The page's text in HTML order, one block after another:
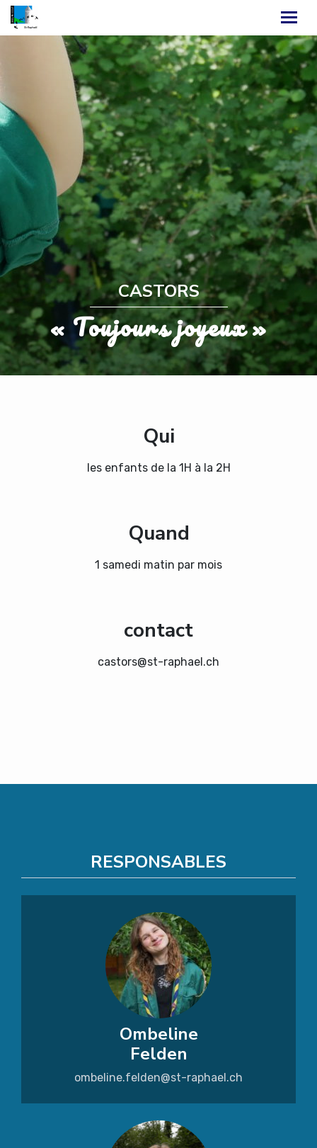
CASTORS
« Toujours joyeux »
Qui
les enfants de la 1H à la 2H
Quand
1 samedi matin par mois
contact
castors@st-raphael.ch
RESPONSABLES
Ombeline
Felden
ombeline.felden@st-raphael.ch